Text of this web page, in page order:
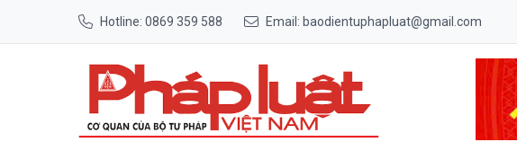
Hotline: 0869 359 588 Email: baodientuphapluat@gmail.com